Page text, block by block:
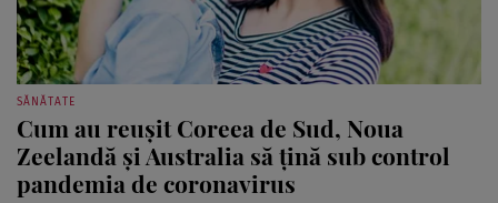
SĂNĂTATE
Cum au reușit Coreea de Sud, Noua
Zeelandă și Australia să țină sub control
pandemia de coronavirus